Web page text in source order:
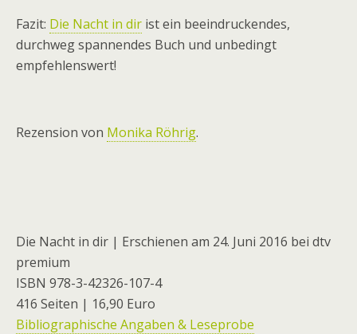
Fazit: Die Nacht in dir ist ein beeindruckendes,
durchweg spannendes Buch und unbedingt
empfehlenswert!
Rezension von Monika Röhrig.
Die Nacht in dir | Erschienen am 24. Juni 2016 bei dtv
premium
ISBN 978-3-42326-107-4
416 Seiten | 16,90 Euro
Bibliographische Angaben & Leseprobe